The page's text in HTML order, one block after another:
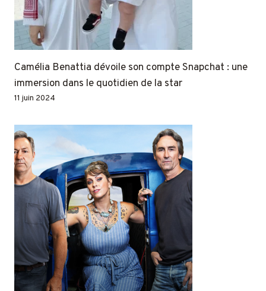
Camélia Benattia dévoile son compte Snapchat : une
immersion dans le quotidien de la star
11 juin 2024